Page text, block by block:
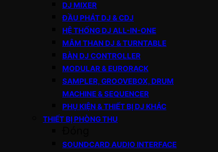
DJ MIXER
ĐẦU PHÁT DJ & CDJ
HỆ THỐNG DJ ALL-IN-ONE
MÂM THAN DJ & TURNTABLE
BÀN DJ CONTROLLER
MODULAR & EURORACK
SAMPLER, GROOVEBOX, DRUM
MACHINE & SEQUENCER
PHỤ KIỆN & THIẾT BỊ DJ KHÁC
THIẾT BỊ PHÒNG THU
SOUNDCARD AUDIO INTERFACE